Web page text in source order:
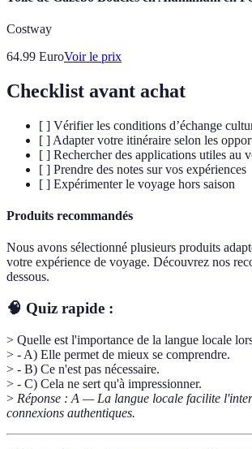
Costway
64.99 EuroVoir le prix
Checklist avant achat
[ ] Vérifier les conditions d’échange
[ ] Adapter votre itinéraire selon les
[ ] Rechercher des applications utiles au
[ ] Prendre des notes sur vos expériences
[ ] Expérimenter le voyage hors saison
Produits recommandés
Nous avons sélectionné plusieurs produits
votre expérience de voyage. Découvrez nos
dessous.
🧠 Quiz rapide :
> Quelle est l'importance de la langue locale
> - A) Elle permet de mieux se comprendre.
> - B) Ce n'est pas nécessaire.
> - C) Cela ne sert qu'à impressionner.
> Réponse : A — La langue locale facilite
connexions authentiques.